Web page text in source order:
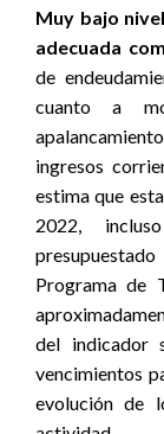
Muy bajo
adecuada
de
cuanto a
ingresos
estima que
2022,
Programa de
del indicador
vencimientos
evolución de